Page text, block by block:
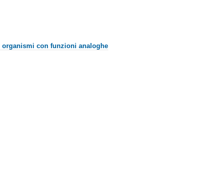
con funzioni analoghe